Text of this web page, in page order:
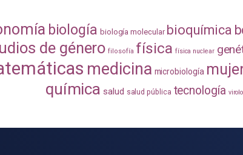
biología biología molecular bioquímica
de género filosofía física física nuclear
medicina microbiología
química salud salud pública tecnología